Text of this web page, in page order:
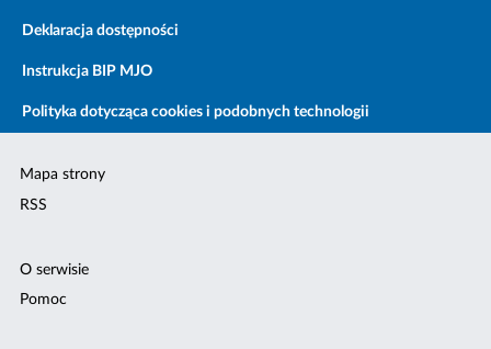
Deklaracja dostępności
Instrukcja BIP MJO
Polityka dotycząca cookies i podobnych technologii
Mapa strony
RSS
O serwisie
Pomoc